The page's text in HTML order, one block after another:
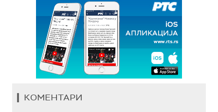
КОМЕНТАРИ